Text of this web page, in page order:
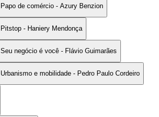
Papo de comércio - Azury Benzion
Pitstop - Haniery Mendonça
Seu negócio é você - Flávio Guimarães
Urbanismo e mobilidade - Pedro Paulo Cordeiro